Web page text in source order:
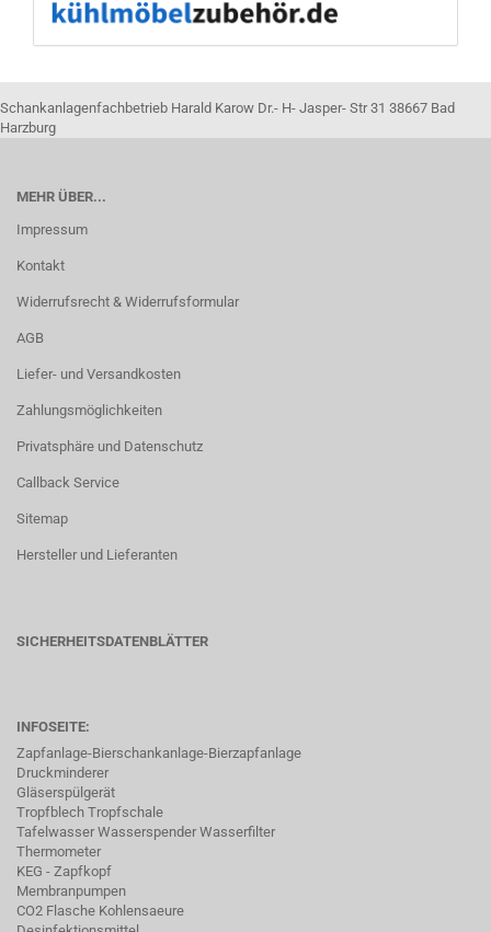
Schankanlagenfachbetrieb Harald Karow Dr.- H- Jasper- Str 31 38667 Bad
Harzburg
MEHR ÜBER...
Impressum
Kontakt
Widerrufsrecht & Widerrufsformular
AGB
Liefer- und Versandkosten
Zahlungsmöglichkeiten
Privatsphäre und Datenschutz
Callback Service
Sitemap
Hersteller und Lieferanten
SICHERHEITSDATENBLÄTTER
INFOSEITE:
Zapfanlage-Bierschankanlage-Bierzapfanlage
Druckminderer
Gläserspülgerät
Tropfblech Tropfschale
Tafelwasser Wasserspender Wasserfilter
Thermometer
KEG - Zapfkopf
Membranpumpen
CO2 Flasche Kohlensaeure